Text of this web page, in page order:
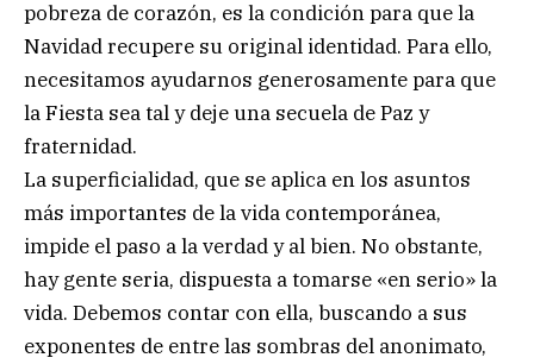
pobreza de corazón, es la condición para que la
Navidad recupere su original identidad. Para ello,
necesitamos ayudarnos generosamente para que
la Fiesta sea tal y deje una secuela de Paz y
fraternidad.
La superficialidad, que se aplica en los asuntos
más importantes de la vida contemporánea,
impide el paso a la verdad y al bien. No obstante,
hay gente seria, dispuesta a tomarse «en serio» la
vida. Debemos contar con ella, buscando a sus
exponentes de entre las sombras del anonimato,